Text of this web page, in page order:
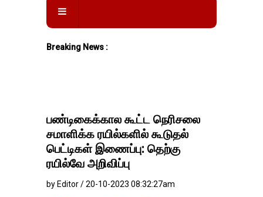
Breaking News :
பண்டிகைக்கால கூட்ட நெரிசலை
சமாளிக்க ரயில்களில் கூடுதல்
பெட்டிகள் இணைப்பு: தெற்கு
ரயில்வே அறிவிப்பு
by Editor / 20-10-2023 08:32:27am